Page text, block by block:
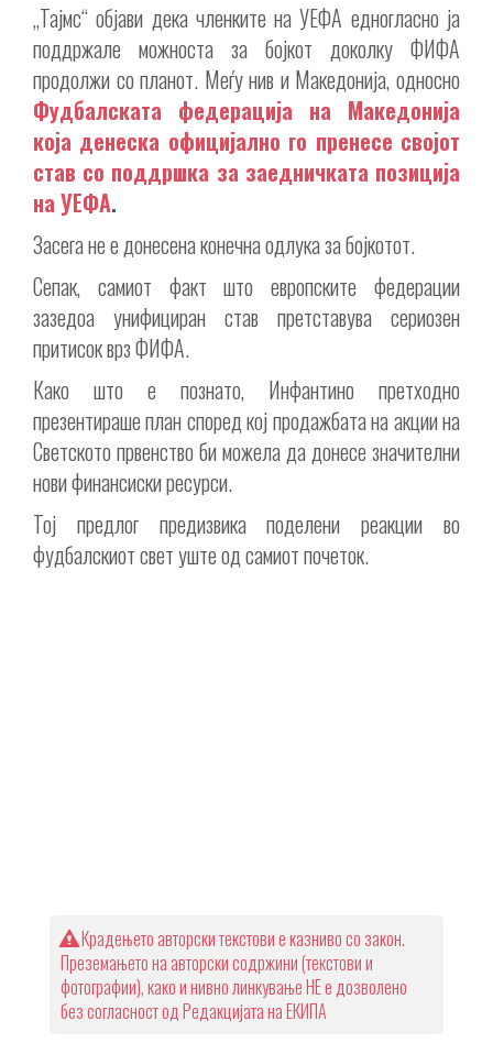
„Тајмс“ објави дека членките на УЕФА едногласно ја
поддржале можноста за бојкот доколку ФИФА
продолжи со планот. Меѓу нив и Македонија, односно
Фудбалската федерација на Македонија
која денеска официјално го пренесе својот
став со поддршка за заедничката позиција
на УЕФА.
Засега не е донесена конечна одлука за бојкотот.
Сепак, самиот факт што европските федерации
зазедоа унифициран став претставува сериозен
притисок врз ФИФА.
Како што е познато, Инфантино претходно
презентираше план според кој продажбата на акции на
Светското првенство би можела да донесе значителни
нови финансиски ресурси.
Тој предлог предизвика поделени реакции во
фудбалскиот свет уште од самиот почеток.
Крадењето авторски текстови е казниво со закон.
Преземањето на авторски содржини (текстови и
фотографии), како и нивно линкување НЕ е дозволено
без согласност од Редакцијата на ЕКИПА